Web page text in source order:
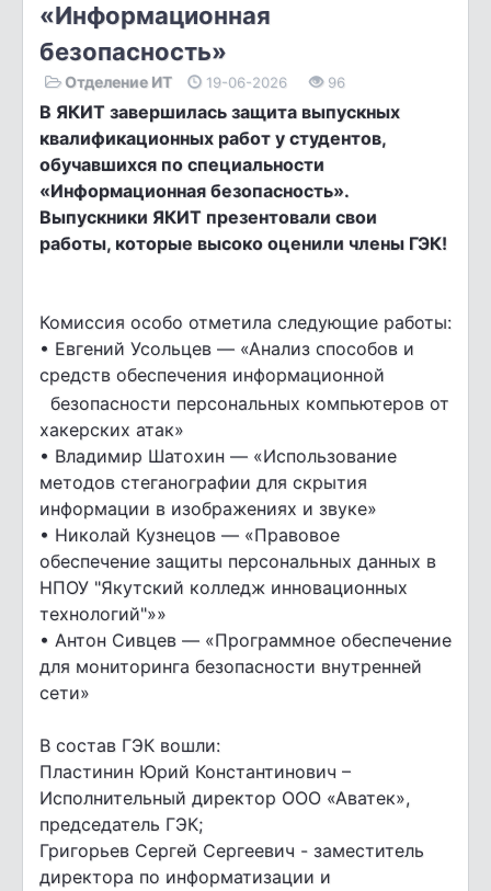
«Информационная
безопасность»
Отделение ИТ 19-06-2026 96
В ЯКИТ завершилась защита выпускных
квалификационных работ у студентов,
обучавшихся по специальности
«Информационная безопасность».
Выпускники ЯКИТ презентовали свои
работы, которые высоко оценили члены ГЭК!
Комиссия особо отметила следующие работы:
• Евгений Усольцев — «Анализ способов и
средств обеспечения информационной
безопасности персональных компьютеров от
хакерских атак»
• Владимир Шатохин — «Использование
методов стеганографии для скрытия
информации в изображениях и звуке»
• Николай Кузнецов — «Правовое
обеспечение защиты персональных данных в
НПОУ "Якутский колледж инновационных
технологий"»»
• Антон Сивцев — «Программное обеспечение
для мониторинга безопасности внутренней
сети»
В состав ГЭК вошли:
Пластинин Юрий Константинович –
Исполнительный директор ООО «Аватек»,
председатель ГЭК;
Григорьев Сергей Сергеевич - заместитель
директора по информатизации и